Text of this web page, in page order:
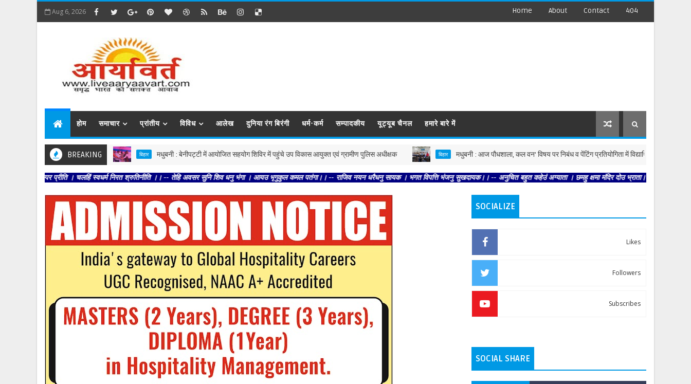
Aug 6, 2026 Home About Contact 404
होम समाचार प्रांतीय विविध आलेख दुनिया रंग बिरंगी धर्म-कर्म सम्पादकीय यूट्यूब चैनल हमारे बारे में
BREAKING बिहार मधुबनी : बेनीपट्टी में आयोजित सहयोग शिविर में पहुंचे उप विकास आयुक्त एवं ग्रामीण पुलिस अधीक्षक बिहार मधुबनी : आज पौधशाला, कल वन' विषय पर निबंध व पेंटिंग प्रतियोगिता में विद्यार्थियों ने दिखाई प्रतिभा
प्रीति । चलहिं स्वधर्म निरत श्रुतिनीति ।। -- तेहि अवसर सुनि शिव धनु भंगा । आयउ भृगुकुल कमल पतंगा।। -- राजिव नयन धरैधनु सायक । भगत विपत्ति भंजनु सुखदायक।। -- अनुचित बहुत कहेउं अग्याता । छमहु क्षमा मंदिर दोउ भ्राता।। -- हरि अनन्त हरि कथा
SOCIALIZE
Likes
Followers
Subscribes
SOCIAL SHARE